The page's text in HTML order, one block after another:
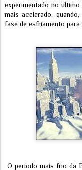
experimentado no
mais acelerado,
fase de esfriamento para
O período mais frio da